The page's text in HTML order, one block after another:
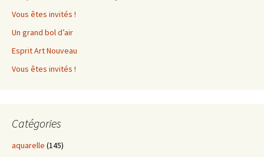
Vous êtes invités !
Un grand bol d’air
Esprit Art Nouveau
Vous êtes invités !
Catégories
aquarelle (145)